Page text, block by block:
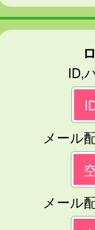
ID,
メール
メール